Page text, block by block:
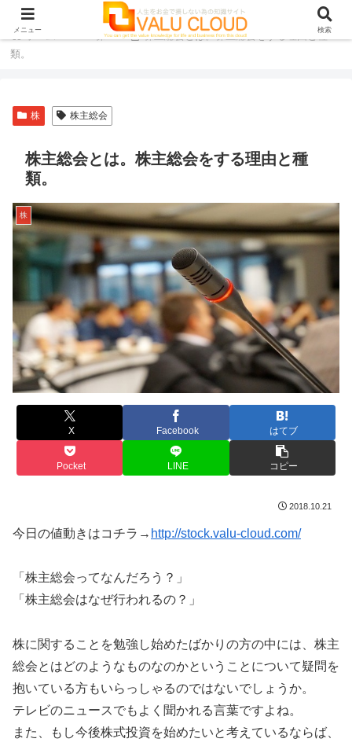
ホーム 株
株主総会とは。株主総会をする理由と種
類。
株 株主総会
株主総会とは。株主総会をする理由と種
類。
株
X Facebook はてブ
Pocket LINE コピー
2018.10.21
今日の値動きはコチラ→ http://stock.valu-cloud.com/
「株主総会ってなんだろう？」
「株主総会はなぜ行われるの？」
株に関することを勉強し始めたばかりの方の中には、株主
総会とはどのようなものなのかということについて疑問を
抱いている方もいらっしゃるのではないでしょうか。
テレビのニュースでもよく聞かれる言葉ですよね。
また、もし今後株式投資を始めたいと考えているならば、
メニュー 検索